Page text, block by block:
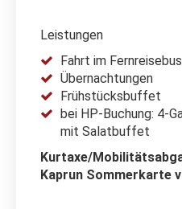
Leistungen
Fahrt im Fernreisebus
Übernachtungen
Frühstücksbuffet
bei HP-Buchung: 4-
mit Salatbuffet
Kurtaxe/
Kaprun Sommerkarte